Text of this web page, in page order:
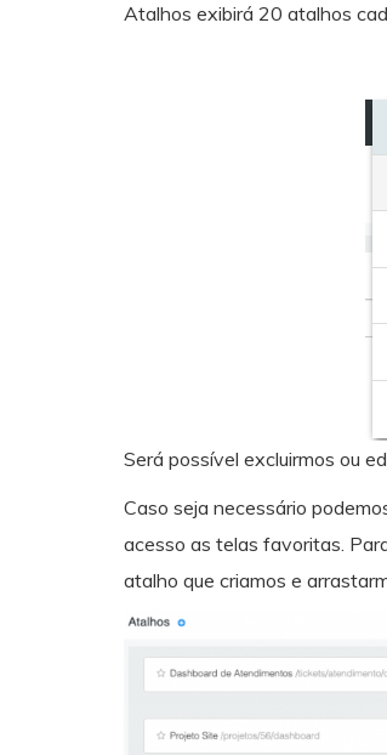
Atalhos exibirá 20 atalhos
Será possível excluirmos ou
Caso seja necessário
acesso as telas favoritas.
atalho que criamos e